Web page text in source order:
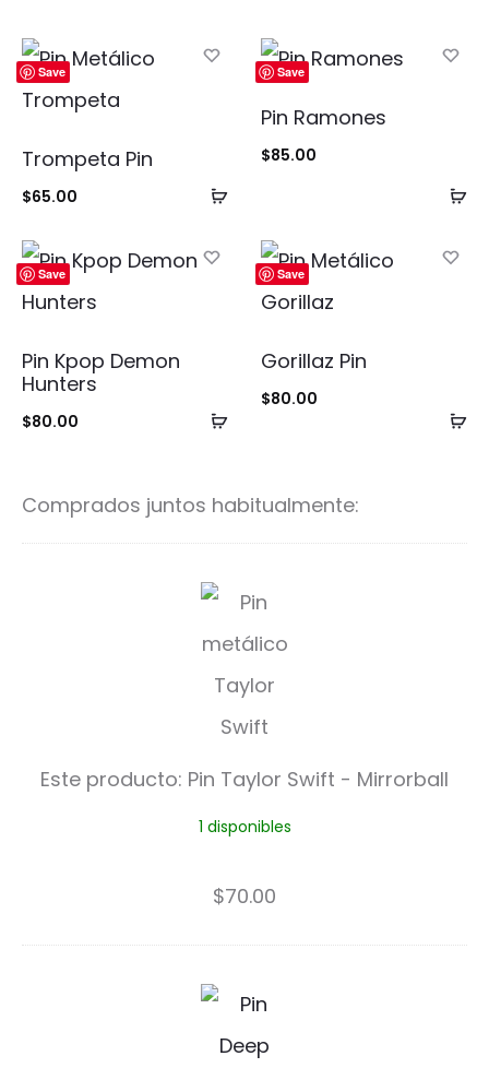
Save
Añadir
carrito
Trompeta Pin
$65.00
Save
Pin Ramones
$85.00
Save
Añadir
Pin Kpop Demon
Hunters
$80.00
Save
Gorillaz Pin
$80.00
Comprados juntos habitualmente:
P
i
n
T
y
l
o
w
i
Este producto: Pin Taylor Swift - Mirrorball
1 disponibles
$70.00
P
i